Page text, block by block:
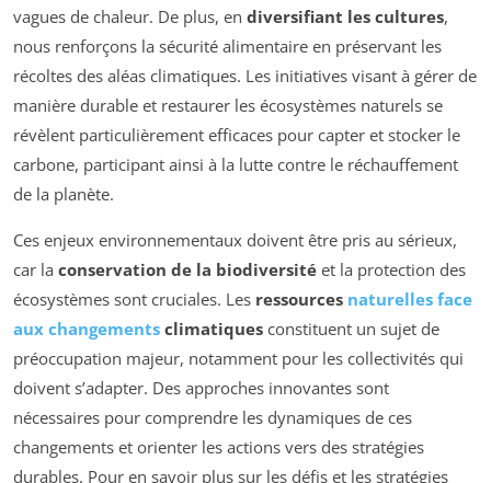
vagues de chaleur. De plus, en diversifiant les cultures,
nous renforçons la sécurité alimentaire en préservant les
récoltes des aléas climatiques. Les initiatives visant à gérer de
manière durable et restaurer les écosystèmes naturels se
révèlent particulièrement efficaces pour capter et stocker le
carbone, participant ainsi à la lutte contre le réchauffement
de la planète.
Ces enjeux environnementaux doivent être pris au sérieux,
car la conservation de la biodiversité et la protection des
écosystèmes sont cruciales. Les ressources naturelles face
aux changements climatiques constituent un sujet de
préoccupation majeur, notamment pour les collectivités qui
doivent s’adapter. Des approches innovantes sont
nécessaires pour comprendre les dynamiques de ces
changements et orienter les actions vers des stratégies
durables. Pour en savoir plus sur les défis et les stratégies